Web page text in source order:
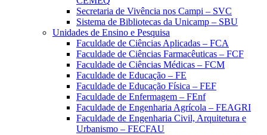
Secretaria de Vivência nos Campi – SVC
Sistema de Bibliotecas da Unicamp – SBU
Unidades de Ensino e Pesquisa
Faculdade de Ciências Aplicadas – FCA
Faculdade de Ciências Farmacêuticas – FCF
Faculdade de Ciências Médicas – FCM
Faculdade de Educação – FE
Faculdade de Educação Física – FEF
Faculdade de Enfermagem – FEnf
Faculdade de Engenharia Agrícola – FEAGRI
Faculdade de Engenharia Civil, Arquitetura e
Urbanismo – FECFAU